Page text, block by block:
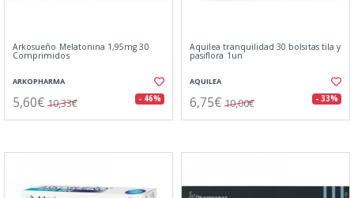
Arkosueño Melatonina 1,95mg 30
Comprimidos
ARKOPHARMA
5,60€ 10,33€ - 46%
Aquilea tranquilidad 30 bolsitas tila y
pasiflora 1un
AQUILEA
6,75€ 10,00€ - 33%